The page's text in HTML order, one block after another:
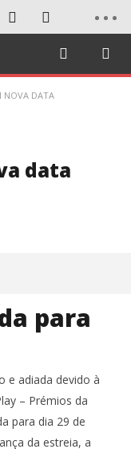
NOVA DATA
data
para
e adiada devido à
– Prémios da
para dia 29 de
da estreia, a